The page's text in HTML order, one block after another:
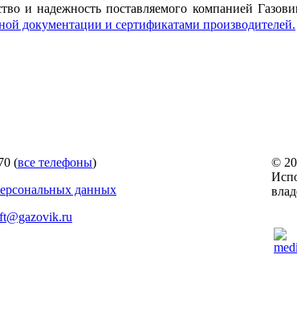
и надежность поставляемого компанией
документации и сертификатами производителей.
(все телефоны)
данных
©